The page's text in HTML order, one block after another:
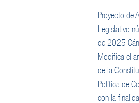
Proyecto de
Legislativo
de 2025
Modifica el
de la
Política de
con la